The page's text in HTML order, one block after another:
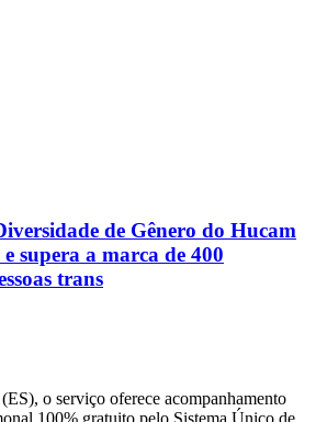
de Gênero do Hucam
supera a marca de 400
trans
o serviço oferece acompanhamento
100% gratuito pelo Sistema Único de